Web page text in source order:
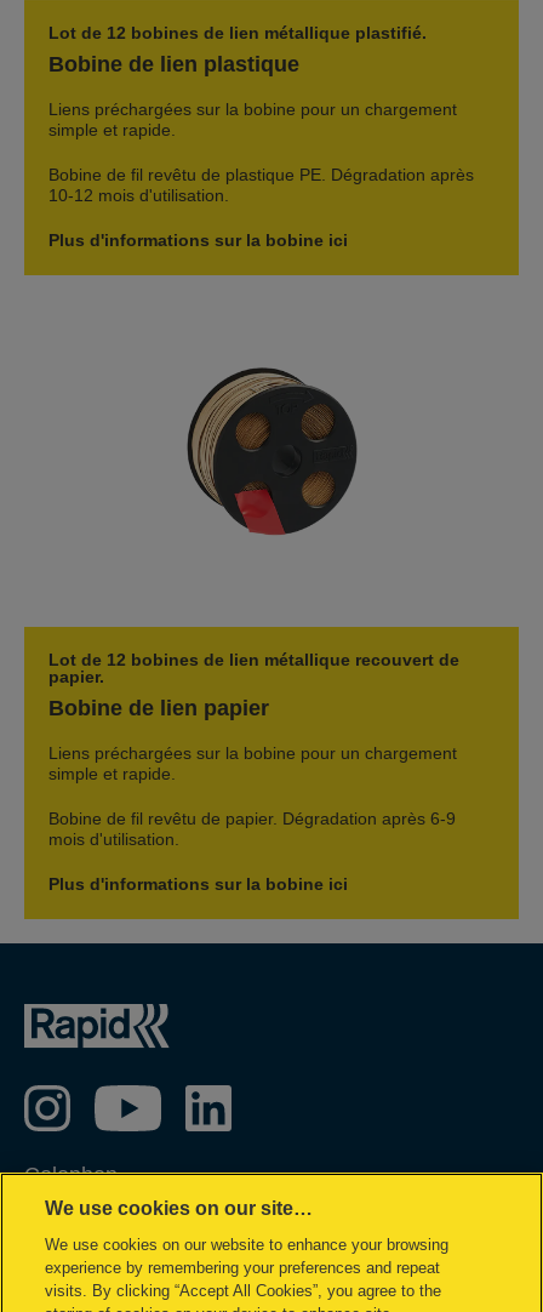
Lot de 12 bobines de lien métallique plastifié.
Bobine de lien plastique
Liens préchargées sur la bobine pour un chargement
simple et rapide.
Bobine de fil revêtu de plastique PE. Dégradation après
10-12 mois d'utilisation.
Plus d'informations sur la bobine ici
Lot de 12 bobines de lien métallique recouvert de
papier.
Bobine de lien papier
Liens préchargées sur la bobine pour un chargement
simple et rapide.
Bobine de fil revêtu de papier. Dégradation après 6-9
mois d'utilisation.
Plus d'informations sur la bobine ici
Colophon
Privacy policy
Politique concernant les cookies
Demande de données complètes
We use cookies on our site…
We use cookies on our website to enhance your browsing
experience by remembering your preferences and repeat
visits. By clicking “Accept All Cookies”, you agree to the